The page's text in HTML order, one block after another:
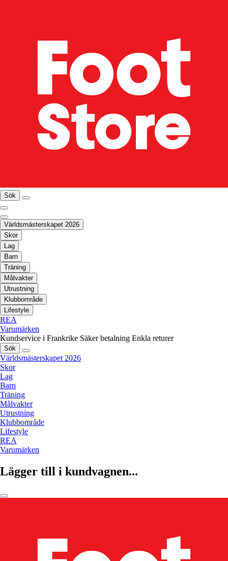
Sök
Världsmästerskapet 2026
Skor
Lag
Barn
Träning
Målvakter
Utrustning
Klubbområde
Lifestyle
REA
Varumärken
Kundservice i Frankrike Säker betalning Enkla returer
Sök
Världsmästerskapet 2026
Skor
Lag
Barn
Träning
Målvakter
Utrustning
Klubbområde
Lifestyle
REA
Varumärken
Lägger till i kundvagnen...